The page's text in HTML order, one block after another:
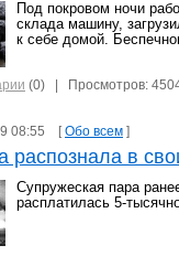
Под покровом ночи
склада машину,
к себе домой.
(0) | Просмотров:
08:55 [Обо всем ]
распознала в
Супружеская пара
расплатилась 5-